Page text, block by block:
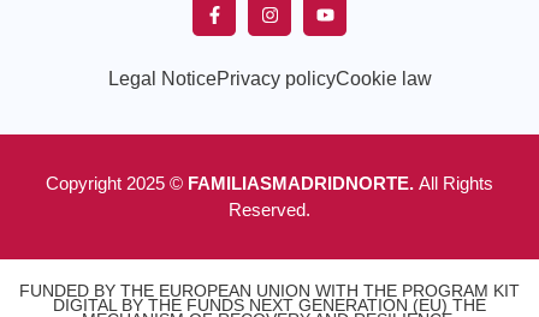
Legal NoticePrivacy policyCookie law
Copyright 2025 © FAMILIASMADRIDNORTE. All Rights
Reserved.
FUNDED BY THE EUROPEAN UNION WITH THE PROGRAM KIT
DIGITAL BY THE FUNDS NEXT GENERATION (EU) THE